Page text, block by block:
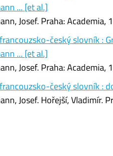
... [et al.]
Josef. Praha:
český slovník :
... [et al.]
Josef. Praha:
český slovník :
Josef. Hořejší, Vladimír.